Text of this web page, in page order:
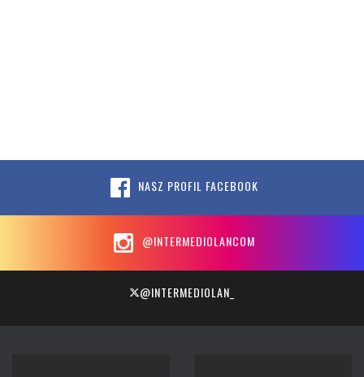
NASZ PROFIL FACEBOOK
@INTERMEDIOLANCOM
@INTERMEDIOLAN_